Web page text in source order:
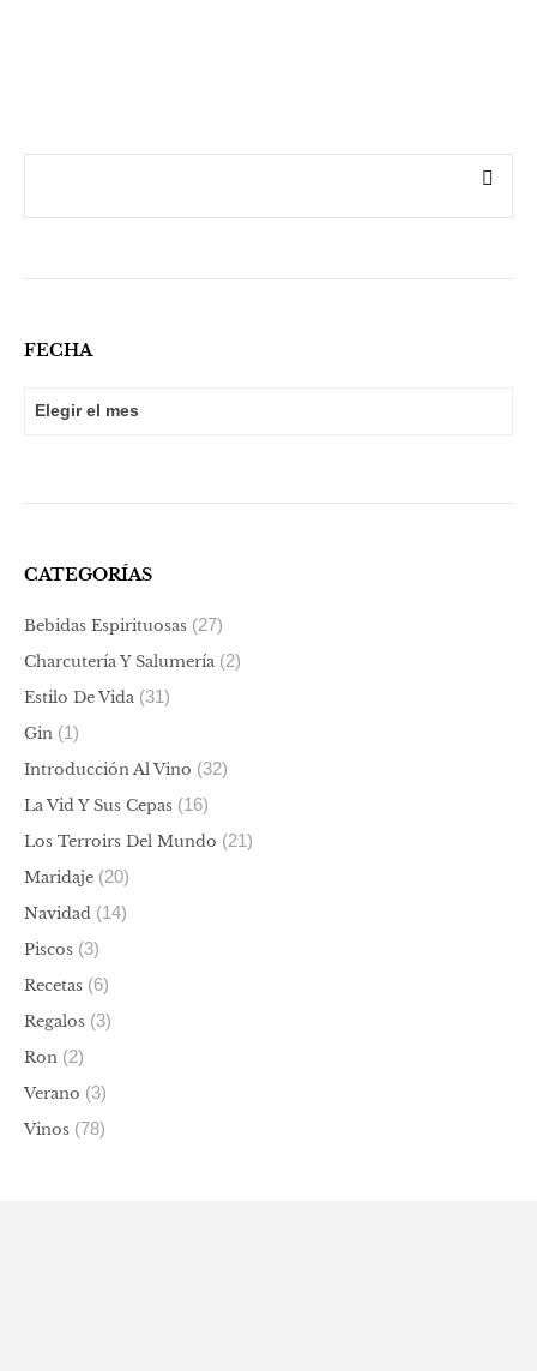
FECHA
CATEGORÍAS
Bebidas Espirituosas (27)
Charcutería Y Salumería (2)
Estilo De Vida (31)
Gin (1)
Introducción Al Vino (32)
La Vid Y Sus Cepas (16)
Los Terroirs Del Mundo (21)
Maridaje (20)
Navidad (14)
Piscos (3)
Recetas (6)
Regalos (3)
Ron (2)
Verano (3)
Vinos (78)